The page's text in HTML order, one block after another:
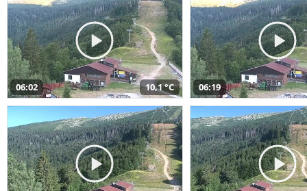
06:02 10,1 °C 06:19